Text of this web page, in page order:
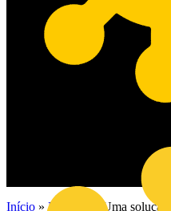
Início »Notícias
Uma solução